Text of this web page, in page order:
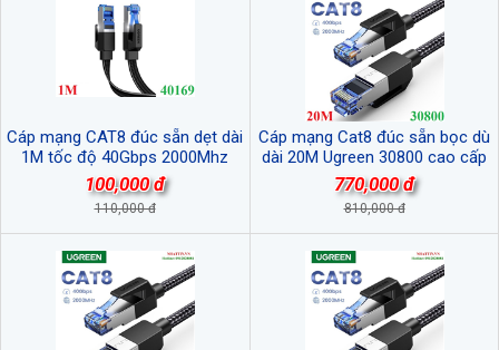
Cáp mạng CAT8 đúc sẵn dẹt dài
1M tốc độ 40Gbps 2000Mhz
26AWG U/FTP Ugreen 40169 cao
cấp
100,000 đ
110,000 đ
Cáp mạng Cat8 đúc sẵn bọc dù
dài 20M Ugreen 30800 cao cấp
770,000 đ
810,000 đ